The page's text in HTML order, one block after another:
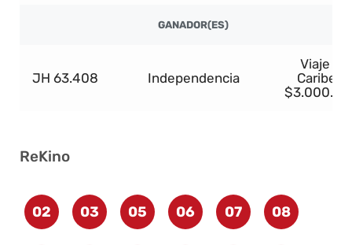
GANADOR(ES)
JH 63.408 Independencia
Viaje al
Caribe o
ReKino
02 03 05 06 07 08